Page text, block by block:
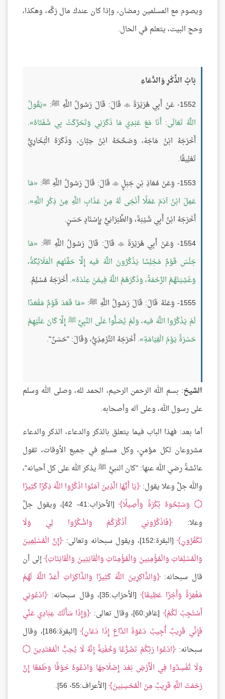
ويصوم مع المسلمين رمضان، وإذا كان عندك مال زكِّه، وهكذا،
وحج البيت، يتعلم في الحال.
بَابُ الذِّكْرِ وَالدُّعَاءِ
1552- عَنْ أَبِي هُرَيْرَةَ
 قَالَ: قَالَ رَسُولُ اللَّهِ ﷺ: يَقُولُ
اللَّهُ تَعَالَى: أَنَا مَعَ عَبْدِي مَا ذَكَرَنِي وَتَحَرَّكَتْ بِي شَفَتَاهُ .
أَخْرَجَهُ ابْنُ مَاجَهْ، وَصَحَّحَهُ ابْنُ حِبَّانَ، وَذَكَرَهُ الْبُخَارِيُّ
تَعْلِيقًا.
1553- وَعَنْ مُعَاذِ بْنِ جَبَلٍ
 قَالَ: قَالَ رَسُولُ اللَّهِ ﷺ: مَا
عَمِلَ ابْنُ آدَمَ عَمَلًا أَنْجَى لَهُ مِنْ عَذَابِ اللَّهِ مِنْ ذِكْرِ اللَّهِ .
أَخْرَجَهُ ابْنُ أَبِي شَيْبَةَ، وَالطَّبَرَانِيُّ بِإِسْنَادٍ حَسَنٍ.
1554- وَعَنْ أَبِي هُرَيْرَةَ
 قَالَ: قَالَ رَسُولُ اللَّهِ ﷺ:
مَا
جَلَسَ قَوْمٌ مَجْلِسًا يَذْكُرُونَ اللَّهَ فيه إِلَّا حَفَّتْهم الْمَلَائِكَةُ،
وَغَشِيَتْهُمُ الرَّحْمَةُ، وَذَكَرَهُمُ اللَّهُ فِيمَنْ عِنْدَهُ . أَخْرَجَهُ مُسْلِمٌ.
1555- وَعَنْهُ قَالَ: قَالَ رَسُولُ اللَّهِ ﷺ:
مَا قَعَدَ قَوْمٌ مَقْعَدًا
لَمْ يَذْكُرُوا اللَّهَ فيه، وَلَمْ يُصَلُّوا عَلَى النَّبِيِّ ﷺ إِلَّا كَانَ عَلَيْهِمْ
حَسْرَةً يَوْمَ الْقِيَامَةِ . أَخْرَجَهُ التِّرْمِذِيُّ، وَقَالَ: "حَسَنٌ".
الشيخ: بسم الله الرحمن الرحيم، الحمد لله، وصلى الله وسلم
على رسول الله، وعلى آله وأصحابه.
أما بعد: فهذا الباب فيما يتعلق بالذكر والدعاء، الذكر والدعاء
مشروعان لكل مؤمنٍ، وكل مسلمٍ في جميع الأوقات، تقول
عائشةُ رضي الله عنها: "كان النبيُّ ﷺ يذكر الله على كل أحيانه"،
والله جلَّ وعلا يقول: يَا أَيُّهَا الَّذِينَ آمَنُوا اذْكُرُوا اللَّهَ ذِكْرًا كَثِيرًا
۝ وَسَبِّحُوهُ بُكْرَةً وَأَصِيلًا
[الأحزاب:41- 42]، ويقول جلَّ
وعلا:
فَاذْكُرُونِي أَذْكُرْكُمْ وَاشْكُرُوا لِي وَلَا
تَكْفُرُونِ [البقرة:152]، ويقول سبحانه وتعالى:
إِنَّ الْمُسْلِمِينَ
وَالْمُسْلِمَاتِ وَالْمُؤْمِنِينَ وَالْمُؤْمِنَاتِ وَالْقَانِتِينَ وَالْقَانِتَاتِ إلى أن
قال سبحانه: وَالذَّاكِرِينَ اللَّهَ كَثِيرًا وَالذَّاكِرَاتِ أَعَدَّ اللَّهُ لَهُمْ
مَغْفِرَةً وَأَجْرًا عَظِيمًا [الأحزاب:35]، وقال سبحانه:
ادْعُونِي
أَسْتَجِبْ لَكُمْ [غافر:60]، وقال تعالى:
وَإِذَا سَأَلَكَ عِبَادِي عَنِّي
فَإِنِّي قَرِيبٌ أُجِيبُ دَعْوَةَ الدَّاعِ إِذَا دَعَانِ
[البقرة:186]، وقال
سبحانه: ادْعُوا رَبَّكُمْ تَضَرُّعًا وَخُفْيَةً إِنَّهُ لَا يُحِبُّ الْمُعْتَدِينَ ۝
وَلَا تُفْسِدُوا فِي الْأَرْضِ بَعْدَ إِصْلَاحِهَا وَادْعُوهُ خَوْفًا وَطَمَعًا إِنَّ
رَحْمَتَ اللَّهِ قَرِيبٌ مِنَ الْمُحْسِنِينَ [الأعراف:55- 56].